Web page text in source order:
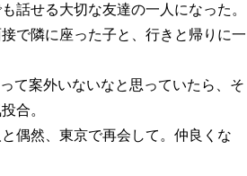
話せる大切な友達の一人になった。
で隣に座った子と、行きと帰りに一
て案外いないなと思っていたら、そ
合。
然、東京で再会して。仲良くな